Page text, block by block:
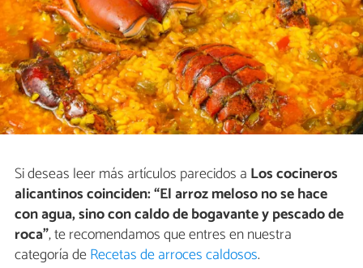
Si deseas leer más artículos parecidos a Los cocineros
alicantinos coinciden: “El arroz meloso no se hace
con agua, sino con caldo de bogavante y pescado de
roca”, te recomendamos que entres en nuestra
categoría deRecetas de arroces caldosos.